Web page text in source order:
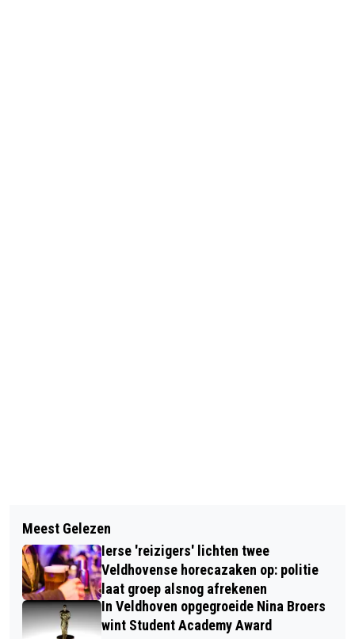
ALBERT HEIJN ROEPT AH
KRUIDENBOTER TERUG
WANDELING OP LANDGOED DE
WIELEWAAL OP ZONDAG 8 MAART
Meest Gelezen
Ierse 'reizigers' lichten twee
Veldhovense horecazaken op: politie
laat groep alsnog afrekenen
In Veldhoven opgegroeide Nina Broers
wint Student Academy Award